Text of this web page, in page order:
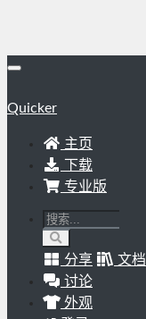
Quicker
主页
下载
专业版
分享
文档
讨论
外观